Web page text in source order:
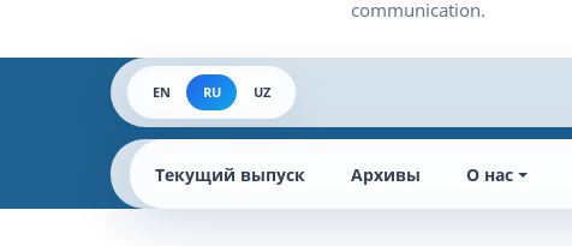
EN RU UZ
Текущий выпуск Архивы О нас